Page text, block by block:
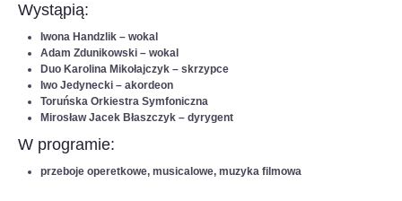
Wystąpią:
Iwona Handzlik – wokal
Adam Zdunikowski – wokal
Duo Karolina Mikołajczyk – skrzypce
Iwo Jedynecki – akordeon
Toruńska Orkiestra Symfoniczna
Mirosław Jacek Błaszczyk – dyrygent
W programie:
przeboje operetkowe, musicalowe, muzyka filmowa